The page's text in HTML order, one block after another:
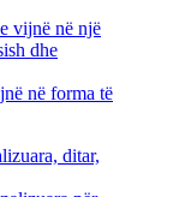
në forma të